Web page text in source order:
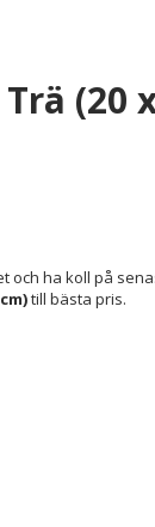
(20
och ha koll på
till bästa pris.